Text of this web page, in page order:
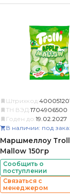
Штрихкод:
ТН ВЭД: 1704906500
Годен до: 19.02.2027
В наличии: под
Маршмеллоу
Mallow 150гр
Сообщить о
поступлении
Связаться с
менеджером